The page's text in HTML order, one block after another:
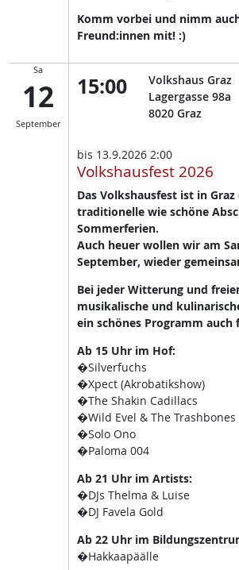
Komm vorbei und nimm
Freund:innen mit! :)
Sa
12
September
15:00
Volkshaus Graz
Lagergasse 98a
8020 Graz
bis 13.9.2026 2:00
Volkshausfest 2026
Das Volkshausfest ist in Graz
traditionelle wie schöne
Sommerferien.
Auch heuer wollen wir am
September, wieder
Bei jeder Witterung und
musikalische und
ein schönes Programm auch
Ab 15 Uhr im Hof:
�Silverfuchs
�Xpect (Akrobatikshow)
�The Shakin Cadillacs
�Wild Evel & The Trashbones
�Solo Ono
�Paloma 004
Ab 21 Uhr im Artists:
�DJs Thelma & Luise
�DJ Favela Gold
Ab 22 Uhr im
�Hakkaapäälle